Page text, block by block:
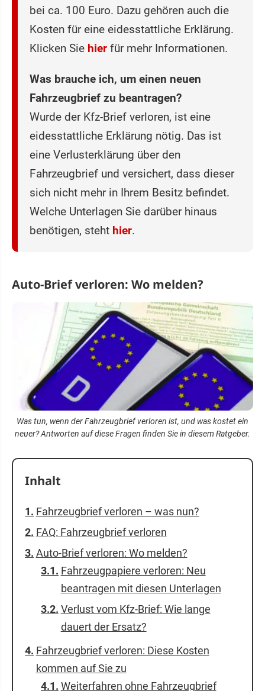
bei ca. 100 Euro. Dazu gehören auch die
Kosten für eine eidesstattliche Erklärung.
Klicken Sie hier für mehr Informationen.
Was brauche ich, um einen neuen
Fahrzeugbrief zu beantragen?
Wurde der Kfz-Brief verloren, ist eine
eidesstattliche Erklärung nötig. Das ist
eine Verlusterklärung über den
Fahrzeugbrief und versichert, dass dieser
sich nicht mehr in Ihrem Besitz befindet.
Welche Unterlagen Sie darüber hinaus
benötigen, steht hier.
Auto-Brief verloren: Wo melden?
Was tun, wenn der Fahrzeugbrief verloren ist, und was kostet ein
neuer? Antworten auf diese Fragen finden Sie in diesem Ratgeber.
Inhalt
Fahrzeugbrief verloren – was nun?
FAQ: Fahrzeugbrief verloren
Auto-Brief verloren: Wo melden?
Fahrzeugpapiere verloren: Neu
beantragen mit diesen Unterlagen
Verlust vom Kfz-Brief: Wie lange
dauert der Ersatz?
Fahrzeugbrief verloren: Diese Kosten
kommen auf Sie zu
Weiterfahren ohne Fahrzeugbrief